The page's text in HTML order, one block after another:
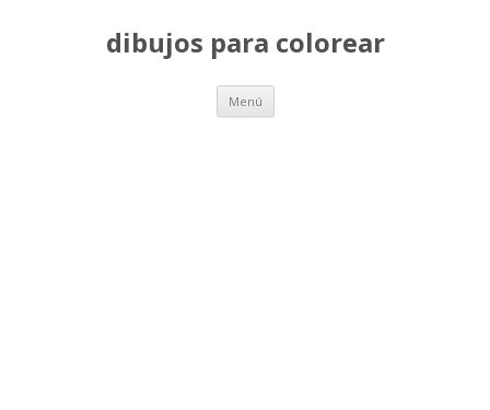
dibujos para colorear
Menú Saltar
contenido